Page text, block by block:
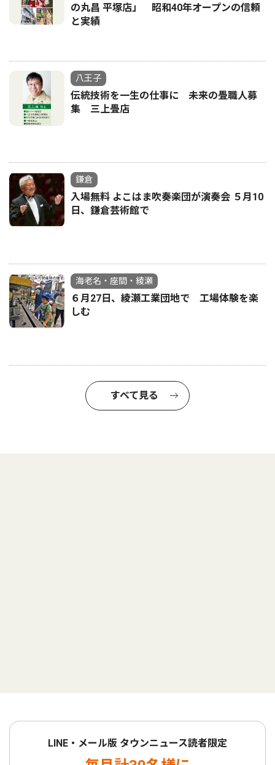
の丸昌 平塚店」 昭和40年オープンの信頼
と実績
八王子
伝統技術を一生の仕事に 未来の畳職人募
集 三上畳店
鎌倉
入場無料 よこはま吹奏楽団が演奏会 ５月10
日、鎌倉芸術館で
海老名・座間・綾瀬
６月27日、綾瀬工業団地で 工場体験を楽
しむ
すべて見る
LINE・メール版 タウンニュース読者限定